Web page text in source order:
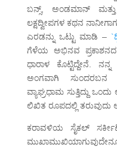
ಬನ್ಸ್, ಅಂಡಮಾನ್ ಮತ್ತು
ಲಕ್ಷದ್ವೀಪಗಳ ಕಥನ
ಎರಡನ್ನು ಒಟ್ಟು ಮಾಡಿ –
ಗೆಳೆಯ ಅಭಿನವ ಪ್ರಕಾಶನದ
ಧಾರಾಳ ಕೊಟ್ಟಿದ್ದೇನೆ.
ಅಂಗವಾಗಿ
ವ್ಯಾಘ್ರಧಾಮ ಸುತ್ತಿದ್ದು
ಲಿಖಿತ ರೂಪದಲ್ಲಿ ತರುವುದು
ಕರಾವಳಿಯ ಸೈಕಲ್